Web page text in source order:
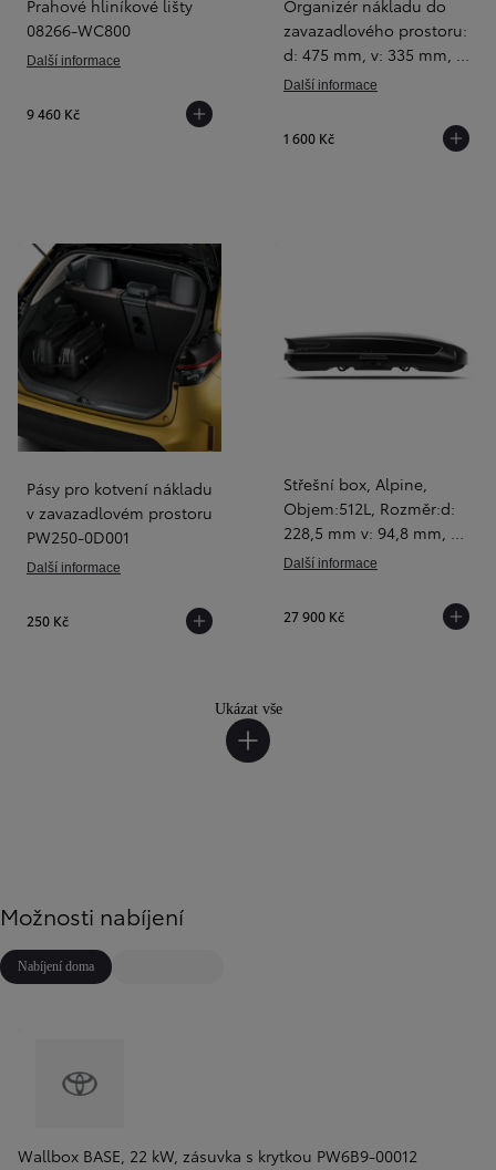
Prahové hliníkové lišty
08266-WC800
Další informace
9 460 Kč
Organizér nákladu do
zavazadlového prostoru:
d: 475 mm, v: 335 mm, š:
200 mm PW241-00000
Další informace
1 600 Kč
Pásy pro kotvení nákladu
v zavazadlovém prostoru
PW250-0D001
Další informace
250 Kč
Střešní box, Alpine,
Objem:512L, Rozměr:d:
228,5 mm v: 94,8 mm, š:
38,4 mm, černý, PW308-
Další informace
27 900 Kč
Ukázat vše
Možnosti nabíjení
Nabíjení doma
Wallbox BASE, 22 kW, zásuvka s krytkou PW6B9-00012